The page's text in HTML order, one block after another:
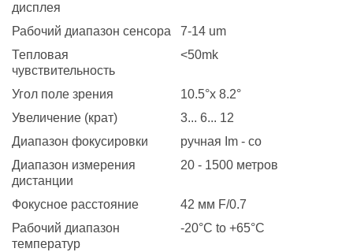
дисплея
Рабочий диапазон сенсора
7-14 um
Тепловая
чувствительность
<50mk
Угол поле зрения
10.5°х 8.2°
Увеличение (крат)
3... 6... 12
Диапазон фокусировки
ручная Im - со
Диапазон измерения
дистанции
20 - 1500 метров
Фокусное расстояние
42 мм F/0.7
Рабочий диапазон
температур
-20°С to +65°С